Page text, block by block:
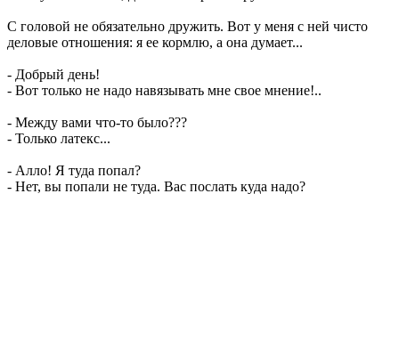
С головой не обязательно дружить. Вот у меня с ней чисто
деловые отношения: я ее кормлю, а она думает...
- Добрый день!
- Вот только не надо навязывать мне свое мнение!..
- Между вами что-то было???
- Только латекс...
- Алло! Я туда попал?
- Нет, вы попали не туда. Вас послать куда надо?